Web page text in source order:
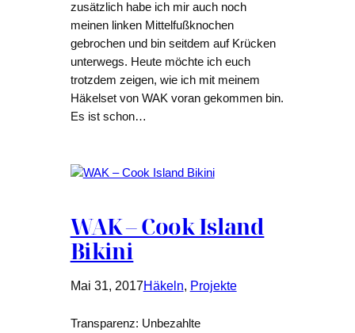
zusätzlich habe ich mir auch noch
meinen linken Mittelfußknochen
gebrochen und bin seitdem auf Krücken
unterwegs. Heute möchte ich euch
trotzdem zeigen, wie ich mit meinem
Häkelset von WAK voran gekommen bin.
Es ist schon…
WAK – Cook Island
Bikini
Mai 31, 2017Häkeln, Projekte
Transparenz: Unbezahlte